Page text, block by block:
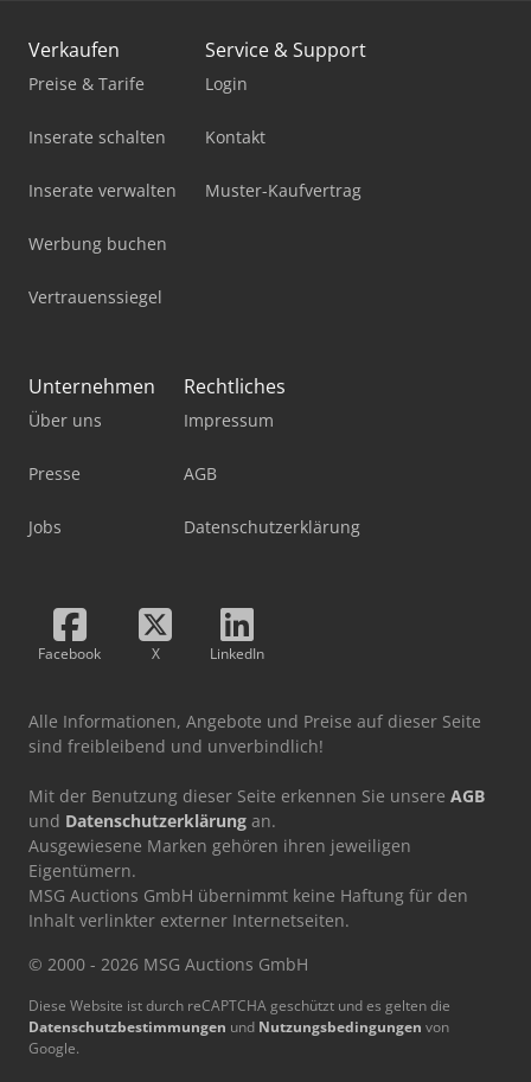
Verkaufen
Preise & Tarife
Inserate schalten
Inserate verwalten
Werbung buchen
Vertrauenssiegel
Service & Support
Login
Kontakt
Muster-Kaufvertrag
Unternehmen
Über uns
Presse
Jobs
Rechtliches
Impressum
AGB
Datenschutzerklärung
Facebook X LinkedIn
Alle Informationen, Angebote und Preise auf dieser Seite
sind freibleibend und unverbindlich!
Mit der Benutzung dieser Seite erkennen Sie unsere AGB
und Datenschutzerklärung an.
Ausgewiesene Marken gehören ihren jeweiligen
Eigentümern.
MSG Auctions GmbH übernimmt keine Haftung für den
Inhalt verlinkter externer Internetseiten.
© 2000 - 2026 MSG Auctions GmbH
Diese Website ist durch reCAPTCHA geschützt und es gelten die
Datenschutzbestimmungen und Nutzungsbedingungen von
Google.